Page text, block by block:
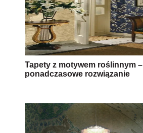
Tapety z motywem roślinnym –
ponadczasowe rozwiązanie